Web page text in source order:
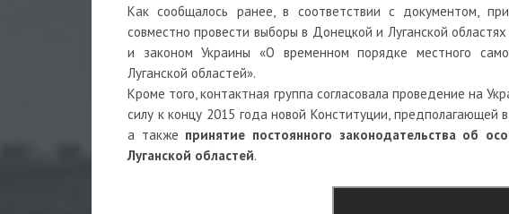
Как сообщалось ранее, в соответствии с документом,
совместно провести выборы в Донецкой и Луганской
и законом Украины «О временном порядке местного
Луганской областей».
Кроме того, контактная группа согласовала проведение на
силу к концу 2015 года новой Конституции, предполагающей
а также принятие постоянного законодательства об
Луганской областей.